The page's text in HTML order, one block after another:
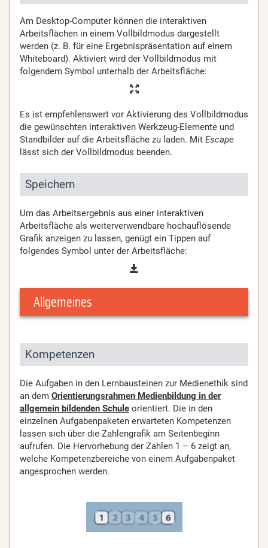
Am Desktop-Computer können die interaktiven
Arbeitsflächen in einem Vollbildmodus dargestellt
werden (z. B. für eine Ergebnispräsentation auf einem
Whiteboard). Aktiviert wird der Vollbildmodus mit
folgendem Symbol unterhalb der Arbeitsfläche:
Es ist empfehlenswert vor Aktivierung des Vollbildmodus
die gewünschten interaktiven Werkzeug-Elemente und
Standbilder auf die Arbeitsfläche zu laden. Mit Escape
lässt sich der Vollbildmodus beenden.
Speichern
Um das Arbeitsergebnis aus einer interaktiven
Arbeitsfläche als weiterverwendbare hochauflösende
Grafik anzeigen zu lassen, genügt ein Tippen auf
folgendes Symbol unter der Arbeitsfläche:
Allgemeines
Kompetenzen
Die Aufgaben in den Lernbausteinen zur Medienethik sind
an dem Orientierungsrahmen Medienbildung in der
allgemein bildenden Schule orientiert. Die in den
einzelnen Aufgabenpaketen erwarteten Kompetenzen
lassen sich über die Zahlengrafik am Seitenbeginn
aufrufen. Die Hervorhebung der Zahlen 1 – 6 zeigt an,
welche Kompetenzbereiche von einem Aufgabenpaket
angesprochen werden.